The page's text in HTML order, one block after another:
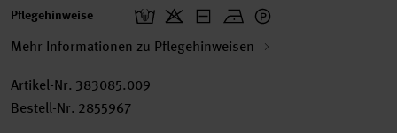
Pflegehinweise
Mehr Informationen zu Pflegehinweisen
Artikel-Nr. 383085.009
Bestell-Nr. 2855967